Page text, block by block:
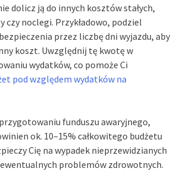
dolicz ją do innych kosztów stałych,
czy noclegi. Przykładowo, podziel
przez liczbę dni wyjazdu, aby
koszt. Uwzględnij tę kwotę w
wydatków, co pomoże Ci
pod względem wydatków na
funduszu awaryjnego,
ok. 10–15% całkowitego budżetu
Cię na wypadek nieprzewidzianych
problemów zdrowotnych.